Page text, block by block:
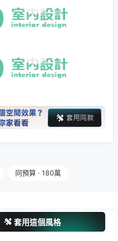
同預算 · 180萬
套用這個風格